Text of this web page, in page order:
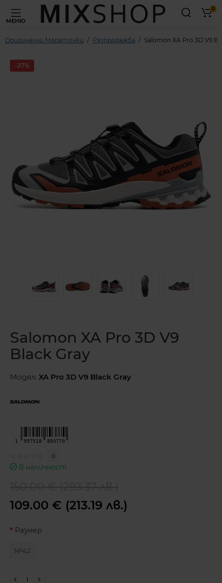
МЕНЮ
0
Оригинални Маратонки Разпродажба Salomon XA Pro 3D V9
-27%
Salomon XA Pro 3D V9
Black Gray
Модел: XA Pro 3D V9 Black Gray
1 957518 893770
0
В наличност
109.00 € (213.19 лв.)
Размер
№42